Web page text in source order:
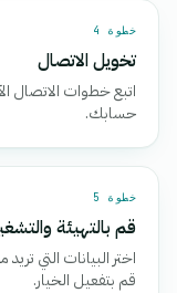
خطوة 4
تخويل الاتصال
حسابك.
خطوة 5
قم بالتهيئة
اختر البيانات التي
قم بتفعيل الخيار.